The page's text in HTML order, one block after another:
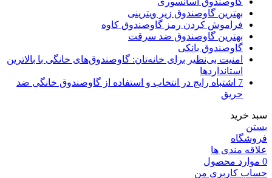
بهترین گاوصندوق زیر ویترینی
فراموش کردن رمز گاوصندوق کاوه
بهترین گاوصندوق ضد سرقت
گاوصندوق بانکی
امنیت بی‌نظیر برای خانه‌تان: گاوصندوق‌های خانگی با بالاترین
استانداردها
7 اشتباه رایج در انتخاب و استفاده از گاوصندوق خانگی ضد
حریق
سبد خرید
بستن
فروشگاه
علاقه مندی ها
0 موارد محصول
حساب کاربری من